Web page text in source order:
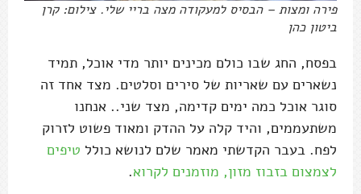
פירה ומצות – הבסיס למעקודה מצה בריי שלי. צילום: קרן
ביטון כהן
בפסח, החג שבו כולם מכינים יותר מדי אוכל, תמיד
נשארים עם שאריות של סירים וסלטים. מצד אחד זה
סוגר אוכל כמה ימים קדימה, מצד שני.. אנחנו
משתעממים, והיד קלה על ההדק ומאוד פשוט לזרוק
לפח. בעבר הקדשתי מאמר שלם לנושא כולל טיפים
לצמצום בזבוז מזון, מוזמנים לקרוא.